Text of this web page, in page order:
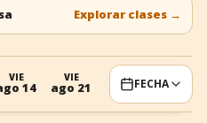
Explorar clases →
VIE
14
VIE
ago 21 FECHA